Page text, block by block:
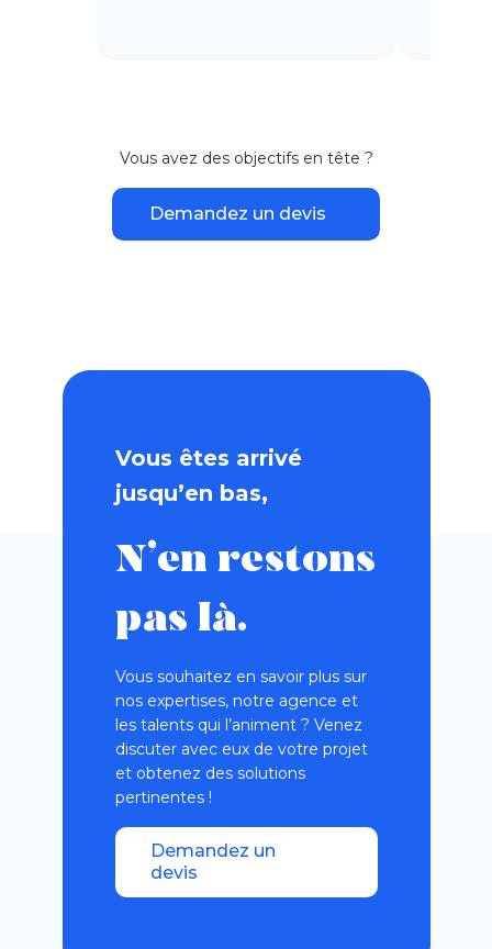
Vous avez des objectifs en tête ?
Demandez un devis
Vous êtes arrivé
jusqu’en bas,
N’en restons
pas là.
Vous souhaitez en savoir plus sur
nos expertises, notre agence et
les talents qui l’animent ? Venez
discuter avec eux de votre projet
et obtenez des solutions
pertinentes !
Demandez un
devis